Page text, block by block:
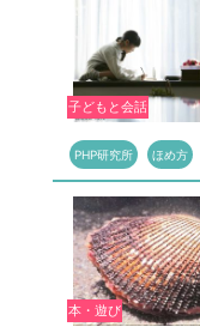
子どもと会話
PHP研究所 ほめ方
本・遊び